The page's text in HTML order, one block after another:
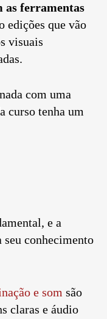
as ferramentas
edições que vão
visuais
com uma
curso tenha um
e a
conhecimento
e som são
claras e áudio